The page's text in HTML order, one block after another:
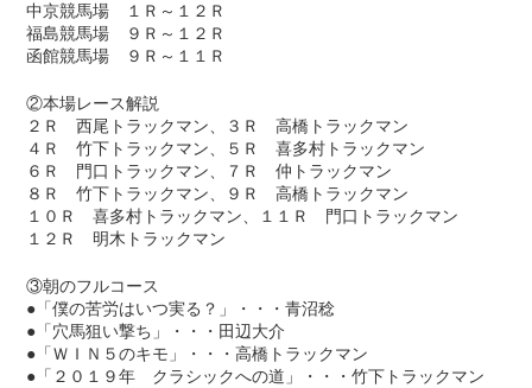
中京競馬場 １Ｒ～１２Ｒ
福島競馬場 ９Ｒ～１２Ｒ
函館競馬場 ９Ｒ～１１Ｒ
②本場レース解説
２Ｒ 西尾トラックマン、３Ｒ 高橋トラックマン
４Ｒ 竹下トラックマン、５Ｒ 喜多村トラックマン
６Ｒ 門口トラックマン、７Ｒ 仲トラックマン
８Ｒ 竹下トラックマン、９Ｒ 高橋トラックマン
１０Ｒ 喜多村トラックマン、１１Ｒ 門口トラックマン
１２Ｒ 明木トラックマン
③朝のフルコース
●「僕の苦労はいつ実る？」・・・青沼稔
●「穴馬狙い撃ち」・・・田辺大介
●「ＷＩＮ５のキモ」・・・高橋トラックマン
●「２０１９年 クラシックへの道」・・・竹下トラックマン